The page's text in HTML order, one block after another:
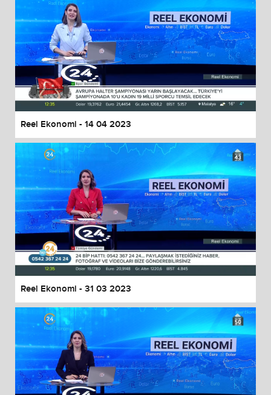
Reel Ekonomi - 14 04 2023
Reel Ekonomi - 31 03 2023